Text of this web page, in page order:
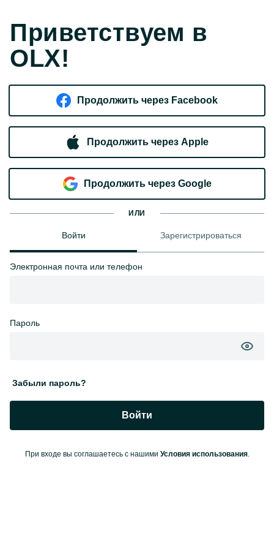
Приветствуем в
OLX!
Продолжить через Facebook
Продолжить через Apple
Продолжить через Google
ИЛИ
Войти Зарегистрироваться
Электронная почта или телефон
Пароль
Забыли пароль?
Войти
При входе вы соглашаетесь с нашими Условия использования.